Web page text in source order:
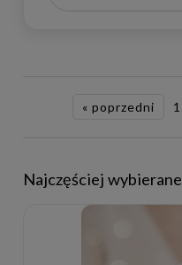
« poprzedni 1
Najczęściej wybierane